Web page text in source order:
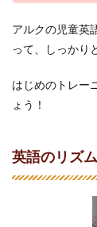
アルクの児童英
って、しっかり
はじめのトレー
ょう！
英語のリズ